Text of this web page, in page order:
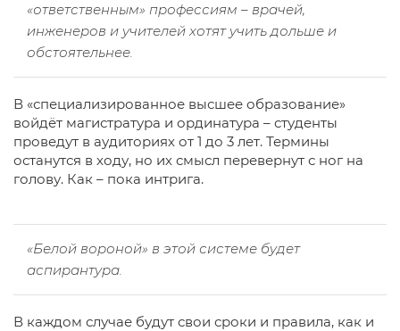
«ответственным» профессиям – врачей,
инженеров и учителей хотят учить дольше и
обстоятельнее.
В «специализированное высшее образование»
войдёт магистратура и ординатура – студенты
проведут в аудиториях от 1 до 3 лет. Термины
останутся в ходу, но их смысл перевернут с ног на
голову. Как – пока интрига.
«Белой вороной» в этой системе будет
аспирантура.
В каждом случае будут свои сроки и правила, как и